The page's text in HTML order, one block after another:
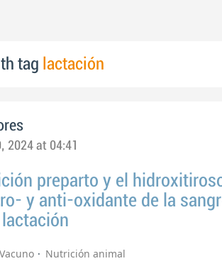
tag lactación
2024 at 04:41
preparto y el
y anti-oxidante de la
lactación
Vacuno
Nutrición animal